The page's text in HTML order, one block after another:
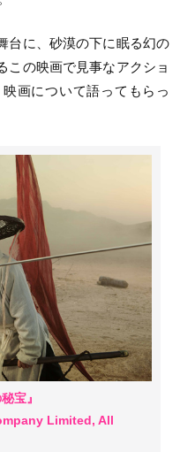
台に、砂漠の下に眠る幻の
この映画で見事なアクショ
画について語ってもらっ
宝』
Limited, All